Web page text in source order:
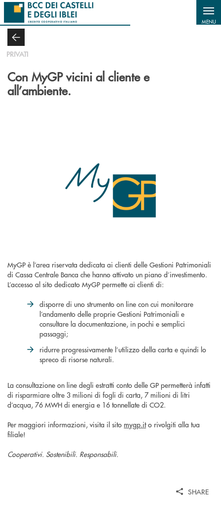
Salta al contenuto principale
MENU
PRIVATI
Con MyGP vicini al cliente e
all’ambiente.
MyGP è l’area riservata dedicata ai clienti delle Gestioni Patrimoniali
di Cassa Centrale Banca che hanno attivato un piano d’investimento.
L’accesso al sito dedicato MyGP permette ai clienti di:
disporre di uno strumento on line con cui monitorare
l’andamento delle proprie Gestioni Patrimoniali e
consultare la documentazione, in pochi e semplici
passaggi;
ridurre progressivamente l’utilizzo della carta e quindi lo
spreco di risorse naturali.
La consultazione on line degli estratti conto delle GP permetterà infatti
di risparmiare oltre 3 milioni di fogli di carta, 7 milioni di litri
d’acqua, 76 MWH di energia e 16 tonnellate di CO2.
Per maggiori informazioni, visita il sito mygp.ito rivolgiti alla tua
filiale!
Cooperativi. Sostenibili. Responsabili.
SHARE